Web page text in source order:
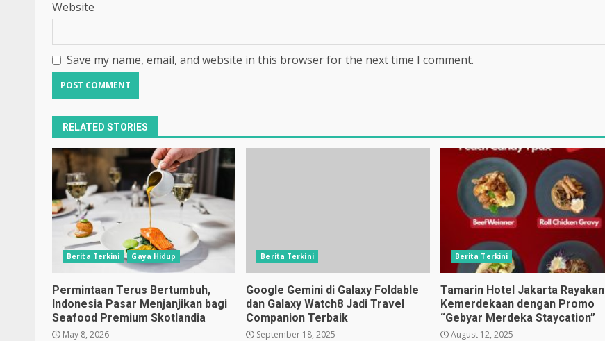
Website
Save my name, email, and website in this browser for the next time I comment.
RELATED STORIES
Berita Terkini Gaya Hidup
Permintaan Terus Bertumbuh,
Indonesia Pasar Menjanjikan bagi
Seafood Premium Skotlandia
May 8, 2026
Berita Terkini
Google Gemini di Galaxy Foldable
dan Galaxy Watch8 Jadi Travel
Companion Terbaik
September 18, 2025
Berita Terkini
Tamarin Hotel Jakarta Rayakan
Kemerdekaan dengan Promo
“Gebyar Merdeka Staycation”
August 12, 2025